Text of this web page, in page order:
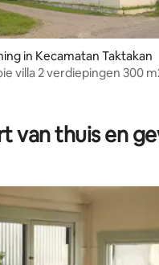
in Kecamatan Taktakan
villa 2 verdiepingen 300
van thuis en